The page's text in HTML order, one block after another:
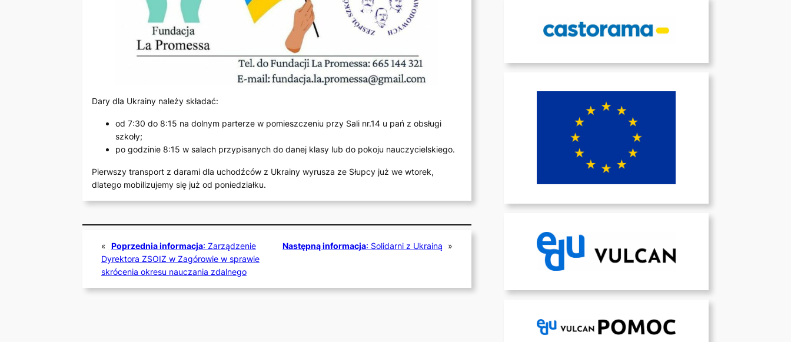
Dary dla Ukrainy należy składać:
od 7:30 do 8:15 na dolnym parterze w pomieszczeniu przy Sali nr.14 u pań z obsługi
szkoły;
po godzinie 8:15 w salach przypisanych do danej klasy lub do pokoju nauczycielskiego.
Pierwszy transport z darami dla uchodźców z Ukrainy wyrusza ze Słupcy już we wtorek,
dlatego mobilizujemy się już od poniedziałku.
« Poprzednia informacja: Zarządzenie
Dyrektora ZSOIZ w Zagórowie w sprawie
skrócenia okresu nauczania zdalnego
Następną informacja: Solidarni z Ukrainą »